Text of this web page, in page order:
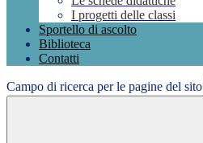
I progetti delle classi
Sportello di ascolto
Biblioteca
Contatti
Campo di ricerca per le pagine del sito